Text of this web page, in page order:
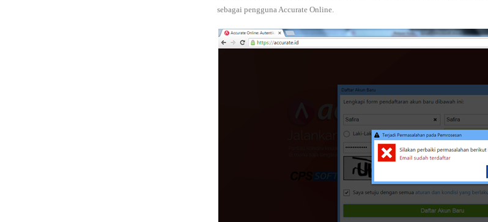
sebagai pengguna Accurate Online.